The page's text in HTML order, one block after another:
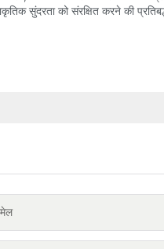
सुंदरता को संरक्षित करने की